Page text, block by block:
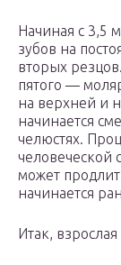
Начиная с 3,5
зубов на
вторых
пятого —
на верхней и
начинается
челюстях.
человеческой
может
начинается
Итак,